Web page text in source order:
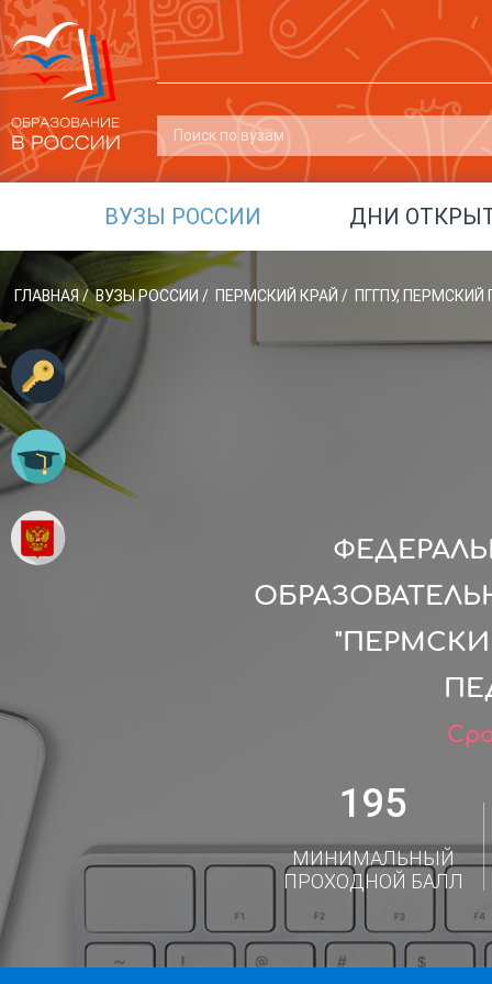
ВУЗЫ РОССИИ ДНИ
ГЛАВНАЯ / ВУЗЫ РОССИИ / ПЕРМСКИЙ КРАЙ / ПГГПУ,
195
МИНИМАЛЬНЫЙ
ПРОХОДНОЙ БАЛЛ